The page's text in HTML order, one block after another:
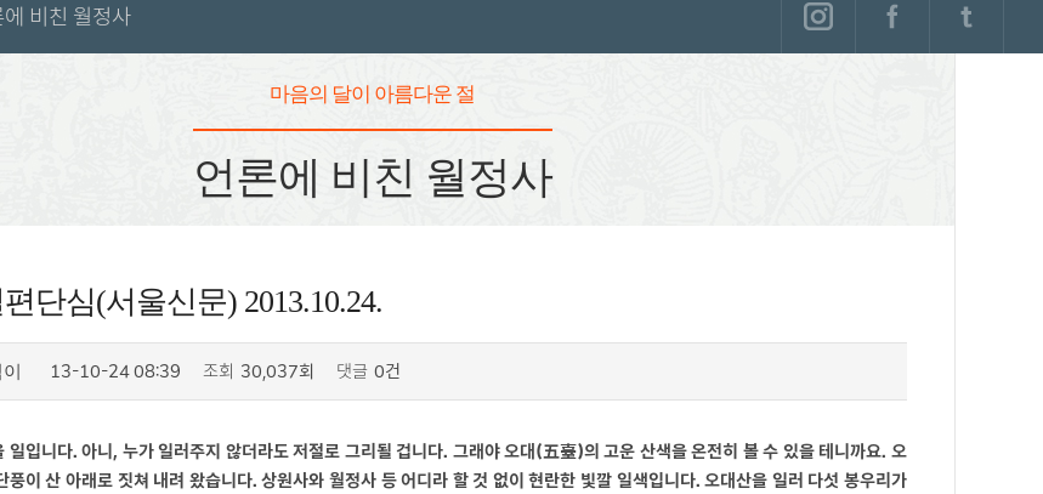
비친 월정사
마음의 달이 아름다운 절
언론에 비친 월정사
단심(서울신문) 2013.10.24.
13-10-24 08:39 조회 30,037회 댓글 0건
일입니다. 아니, 누가 일러주지 않더라도 저절로 그리될 겁니다. 그래야 오대(五臺)의 고운 산색을 온전히 볼 수 있을 테니까요. 오
풍이 산 아래로 짓쳐 내려 왔습니다. 상원사와 월정사 등 어디라 할 것 없이 현란한 빛깔 일색입니다. 오대산을 일러 다섯 봉우리가